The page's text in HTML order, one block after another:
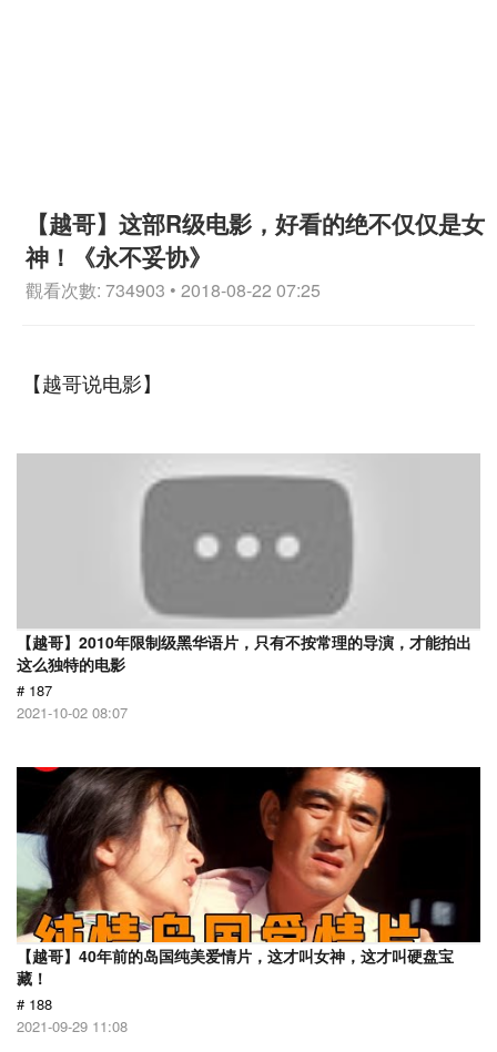
【越哥】这部R级电影，好看的绝不仅仅是女
神！《永不妥协》
觀看次數: 734903 • 2018-08-22 07:25
【越哥说电影】
【越哥】2010年限制级黑华语片，只有不按常理的导演，才能拍出
这么独特的电影
# 187
2021-10-02 08:07
【越哥】40年前的岛国纯美爱情片，这才叫女神，这才叫硬盘宝
藏！
# 188
2021-09-29 11:08